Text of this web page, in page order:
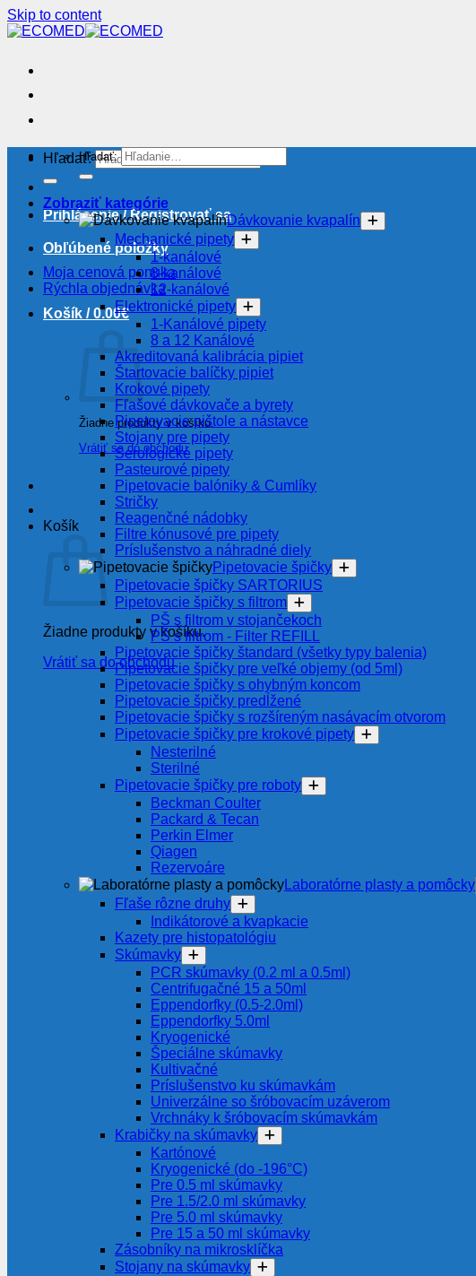
Skip to content
Hľadať:
Prihlásenie / Registrovať sa
Obľúbené položky
Moja cenová ponuka
Rýchla objednávka
Košík /0.00€
Žiadne produkty v košíku.
Vrátiť sa do obchodu
Košík
Žiadne produkty v košíku.
Vrátiť sa do obchodu
Hľadať:
Zobraziť kategórie
Dávkovanie kvapalín
Mechanické pipety
1-kanálové
8-kanálové
12-kanálové
Elektronické pipety
1-Kanálové pipety
8 a 12 Kanálové
Akreditovaná kalibrácia pipiet
Štartovacie balíčky pipiet
Krokové pipety
Fľašové dávkovače a byrety
Pipetovacie pištole a nástavce
Stojany pre pipety
Serologické pipety
Pasteurové pipety
Pipetovacie balóniky & Cumlíky
Stričky
Reagenčné nádobky
Filtre kónusové pre pipety
Príslušenstvo a náhradné diely
Pipetovacie špičky
Pipetovacie špičky SARTORIUS
Pipetovacie špičky s filtrom
PŠ s filtrom v stojančekoch
PŠ s filtrom - Filter REFILL
Pipetovacie špičky štandard (všetky typy balenia)
Pipetovacie špičky pre veľké objemy (od 5ml)
Pipetovacie špičky s ohybným koncom
Pipetovacie špičky predĺžené
Pipetovacie špičky s rozšíreným nasávacím otvorom
Pipetovacie špičky pre krokové pipety
Nesterilné
Sterilné
Pipetovacie špičky pre roboty
Beckman Coulter
Packard & Tecan
Perkin Elmer
Qiagen
Rezervoáre
Laboratórne plasty a pomôcky
Fľaše rôzne druhy
Indikátorové a kvapkacie
Kazety pre histopatológiu
Skúmavky
PCR skúmavky (0.2 ml a 0.5ml)
Centrifugačné 15 a 50ml
Eppendorfky (0.5-2.0ml)
Eppendorfky 5.0ml
Kryogenické
Špeciálne skúmavky
Kultivačné
Príslušenstvo ku skúmavkám
Univerzálne so šróbovacím uzáverom
Vrchnáky k šróbovacím skúmavkám
Krabičky na skúmavky
Kartónové
Kryogenické (do -196°C)
Pre 0.5 ml skúmavky
Pre 1.5/2.0 ml skúmavky
Pre 5.0 ml skúmavky
Pre 15 a 50 ml skúmavky
Zásobníky na mikrosklíčka
Stojany na skúmavky